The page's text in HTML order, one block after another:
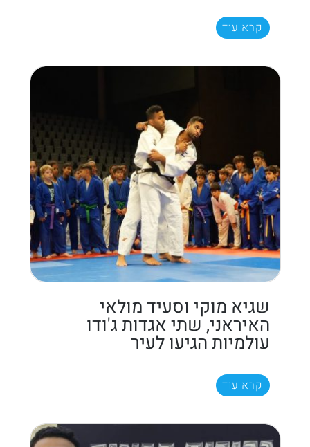
קרא עוד
שגיא מוקי וסעיד מולאי
האיראני, שתי אגדות ג'ודו
עולמיות הגיעו לעיר
קרא עוד